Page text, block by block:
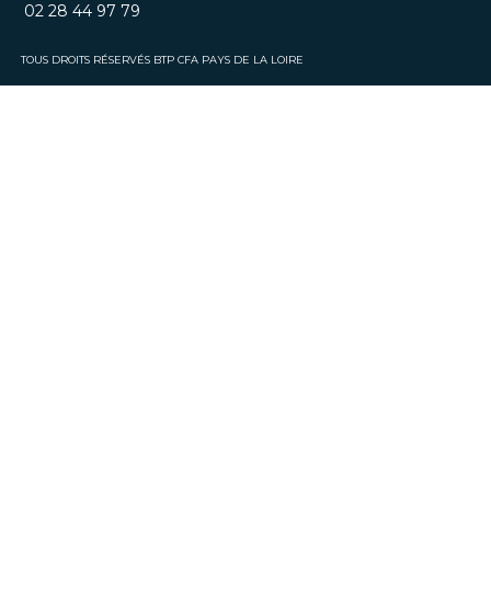
02 28 44 97 79
TOUS DROITS RÉSERVÉS BTP CFA PAYS DE LA LOIRE